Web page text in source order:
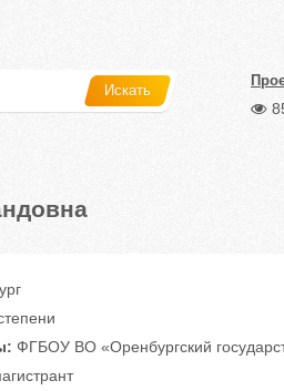
Искать
ФГБОУ ВО «Оренбургский